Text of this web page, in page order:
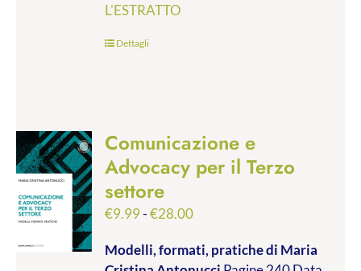
L'ESTRATTO
Dettagli
Comunicazione e
Advocacy per il Terzo
settore
€9.99-€28.00Fascia
prezzo:
Modelli, formati, pratichedi Maria